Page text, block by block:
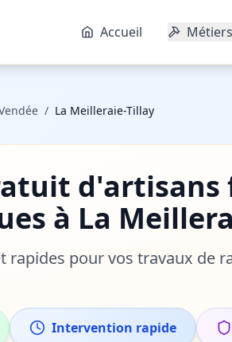
Accueil Métiers
/ La Meilleraie-Tillay
d'artisans
à La
rapides pour vos travaux de
Intervention rapide